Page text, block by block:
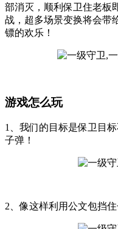
部消灭，顺利保卫住老板
战，超多场景变换将会带
镖的欢乐！
游戏怎么玩
1、我们的目标是保卫目
子弹！
2、像这样利用公文包挡住